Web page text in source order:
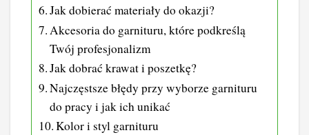
Jak dobierać materiały do okazji?
Akcesoria do garnituru, które podkreślą
Twój profesjonalizm
Jak dobrać krawat i poszetkę?
Najczęstsze błędy przy wyborze garnituru
do pracy i jak ich unikać
Kolor i styl garnituru